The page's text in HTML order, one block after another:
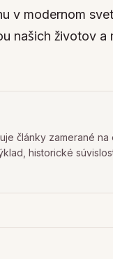
v modernom
našich životov
články zamerané
historické